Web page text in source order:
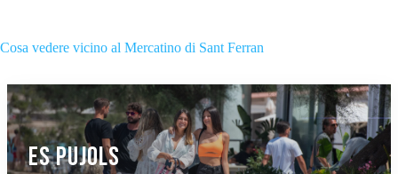
Cosa vedere vicino al Mercatino di Sant Ferran
Es Pujols